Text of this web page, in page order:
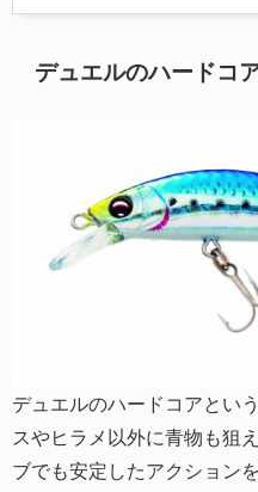
デュエルのハードコ
デュエルのハードコアとい
スやヒラメ以外に青物も狙
ブでも安定したアクション